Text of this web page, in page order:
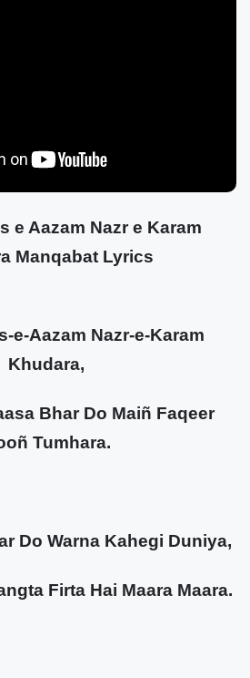
e Aazam Nazr e Karam
Manqabat Lyrics
e-Aazam Nazr-e-Karam
Khudara,
Bhar Do Maiñ Faqeer
Tumhara.
Do Warna Kahegi Duniya,
Firta Hai Maara Maara.